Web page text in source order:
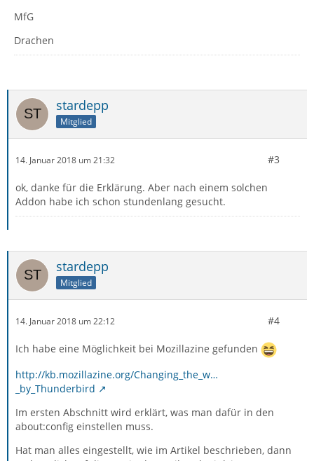
MfG
Drachen
stardepp
Mitglied
14. Januar 2018 um 21:32 #3
ok, danke für die Erklärung. Aber nach einem solchen
Addon habe ich schon stundenlang gesucht.
stardepp
Mitglied
14. Januar 2018 um 22:12 #4
Ich habe eine Möglichkeit bei Mozillazine gefunden
http://kb.mozillazine.org/Changing_the_w…
_by_Thunderbird
Im ersten Abschnitt wird erklärt, was man dafür in den
about:config einstellen muss.
Hat man alles eingestellt, wie im Artikel beschrieben, dann